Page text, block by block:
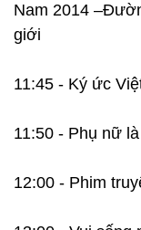
Nam 2014
giới
11:45 - Ký ức
11:50 - Phụ nữ
12:00 - Phim